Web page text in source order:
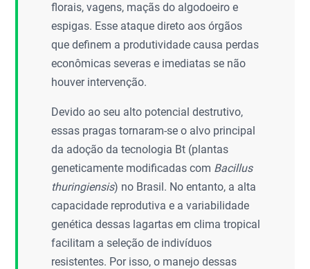
florais, vagens, maçãs do algodoeiro e
espigas. Esse ataque direto aos órgãos
que definem a produtividade causa perdas
econômicas severas e imediatas se não
houver intervenção.
Devido ao seu alto potencial destrutivo,
essas pragas tornaram-se o alvo principal
da adoção da tecnologia Bt (plantas
geneticamente modificadas com Bacillus
thuringiensis) no Brasil. No entanto, a alta
capacidade reprodutiva e a variabilidade
genética dessas lagartas em clima tropical
facilitam a seleção de indivíduos
resistentes. Por isso, o manejo dessas